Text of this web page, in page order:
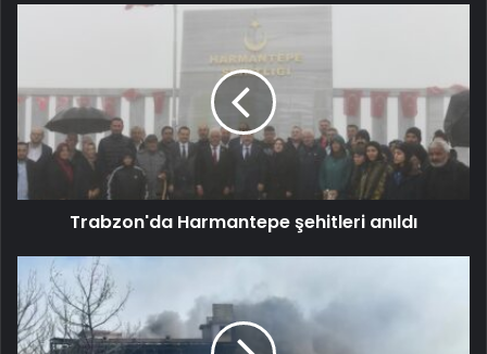
Trabzon'da Harmantepe şehitleri anıldı